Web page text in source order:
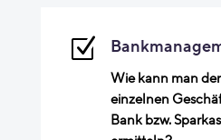
Z
Wie kann man
einzelnen
Bank bzw.